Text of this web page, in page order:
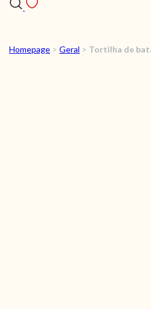
Homepage > Geral > Tortilha de